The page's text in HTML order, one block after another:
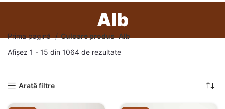
Alb
Prima pagină Culoare produs Alb
Afișez 1 - 15 din 1064 de rezultate
Arată filtre